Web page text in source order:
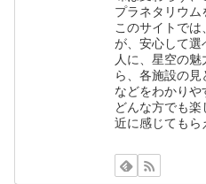
プラネタリウム
このサイトでは
が、安心して選
人に、星空の
ら、各施設の
などをわかりや
どんな方でも楽
近に感じてもら